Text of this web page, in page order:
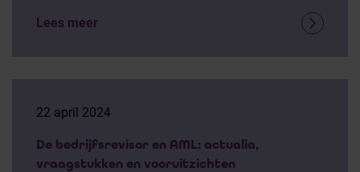
Lees meer
22 april 2024
De bedrijfsrevisor en AML: actualia,
vraagstukken en vooruitzichten